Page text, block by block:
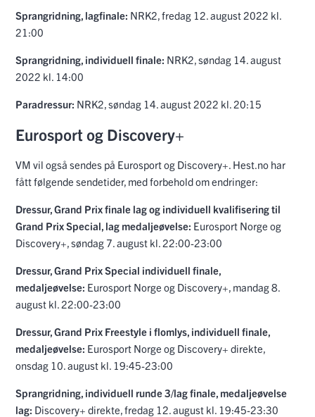
Sprangridning, lagfinale: NRK2, fredag 12. august 2022 kl.
21:00
Sprangridning, individuell finale: NRK2, søndag 14. august
2022 kl. 14:00
Paradressur: NRK2, søndag 14. august 2022 kl. 20:15
Eurosport og Discovery+
VM vil også sendes på Eurosport og Discovery+. Hest.no har
fått følgende sendetider, med forbehold om endringer:
Dressur, Grand Prix finale lag og individuell kvalifisering til
Grand Prix Special, lag medaljeøvelse: Eurosport Norge og
Discovery+, søndag 7. august kl. 22:00-23:00
Dressur, Grand Prix Special individuell finale,
medaljeøvelse: Eurosport Norge og Discovery+, mandag 8.
august kl. 22:00-23:00
Dressur, Grand Prix Freestyle i flomlys, individuell finale,
medaljeøvelse: Eurosport Norge og Discovery+ direkte,
onsdag 10. august kl. 19:45-23:00
Sprangridning, individuell runde 3/lag finale, medaljeøvelse
lag: Discovery+ direkte, fredag 12. august kl. 19:45-23:30